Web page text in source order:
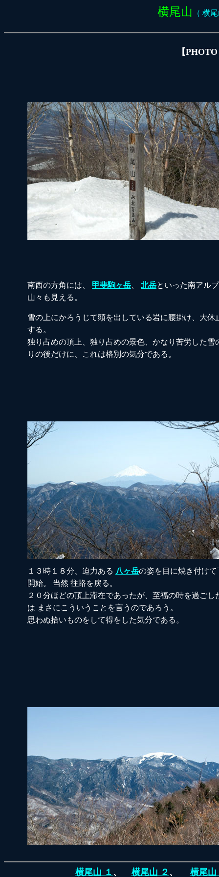
横尾山 （ 横
【
南西の方角には、 甲斐駒ヶ岳 北岳といった南アル
山々も見える。
雪の上にかろうじて頭を出している岩に腰掛け、大休
する。
独り占めの頂上、独り占めの景色、かなり苦労した雪
りの後だけに、これは格別の気分である。
１３時１８分、迫力ある 八ヶ岳の姿を目に焼き付けて
開始。 当然 往路を戻る。
２０分ほどの頂上滞在であったが、至福の時を過ごし
は まさにこういうことを言うのであろう。
思わぬ拾いものをして得をした気分である。
横尾山 １ 、 横尾山 ２ 、 横尾山